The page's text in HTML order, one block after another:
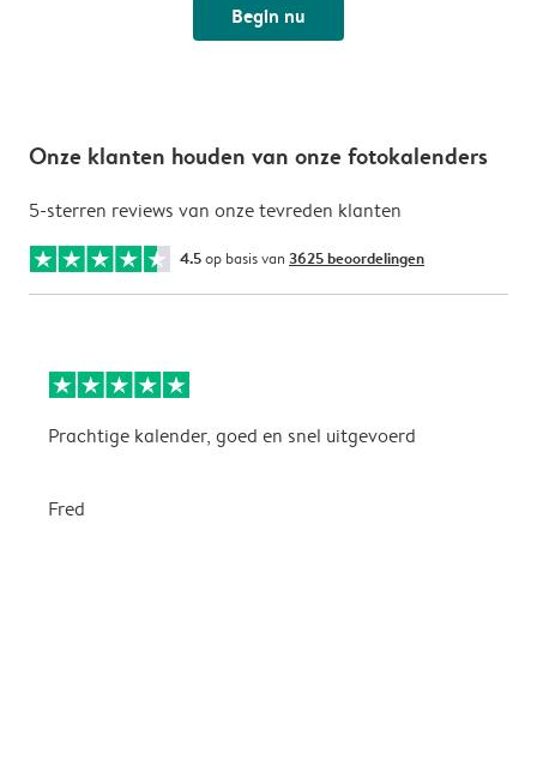
Begin nu
Onze klanten houden van onze fotokalenders
5-sterren reviews van onze tevreden klanten
4.5op basis van 3625 beoordelingen
Prachtige kalender, goed en snel uitgevoerd
Fred